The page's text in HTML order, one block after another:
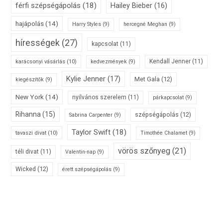
férfi szépségápolás (18) Hailey Bieber (16)
hajápolás(14) Harry Styles (9) hercegné Meghan (9)
hírességek (27) kapcsolat (11)
karácsonyi vásárlás (10) kedvezmények (9) Kendall Jenner (11)
kiegészítők (9) Kylie Jenner (17) Met Gala (12)
New York (14) nyilvános szerelem (11) párkapcsolat (9)
Rihanna (15) Sabrina Carpenter (9) szépségápolás (12)
tavaszi divat (10) Taylor Swift (18) Timothée Chalamet (9)
téli divat (11) Valentin-nap (9) vörös szőnyeg (21)
Wicked (12) érett szépségápolás (9)